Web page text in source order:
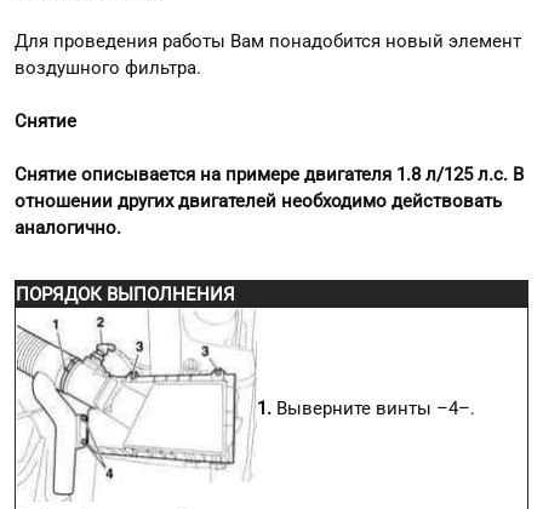
Для проведения работы Вам понадобится новый элемент
воздушного фильтра.
Снятие
Снятие описывается на примере двигателя 1.8 л/125 л.с. В
отношении других двигателей необходимо действовать
аналогично.
ПОРЯДОК ВЫПОЛНЕНИЯ
1. Выверните винты –4–.